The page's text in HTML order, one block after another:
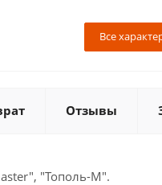
Все
Отзывы
"Тополь-М".